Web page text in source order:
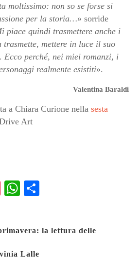
moltissimo: non so se forse si
per la storia…» sorride
piace quindi trasmettere anche i
mettere in luce il suo
Ecco perché, nei miei romanzi, i
realmente esistiti».
Valentina Baraldi
a Chiara Curione nella sesta
Art
Pi
es
t
W
A
pp
la lettura delle
Lalle